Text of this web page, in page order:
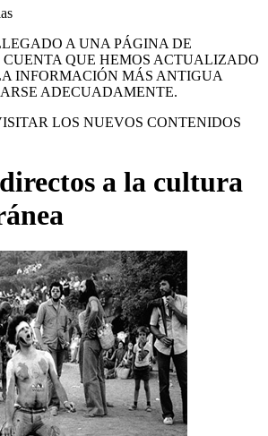
A UNA PÁGINA DE
QUE HEMOS ACTUALIZADO
INFORMACIÓN MÁS ANTIGUA
ADECUADAMENTE.
LOS NUEVOS CONTENIDOS
a la cultura